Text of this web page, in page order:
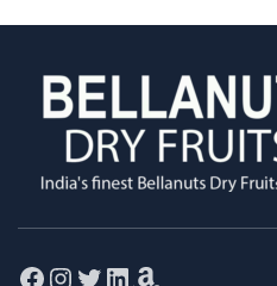
Facebook
Instagram
Twitter
LinkedIn
Amazon